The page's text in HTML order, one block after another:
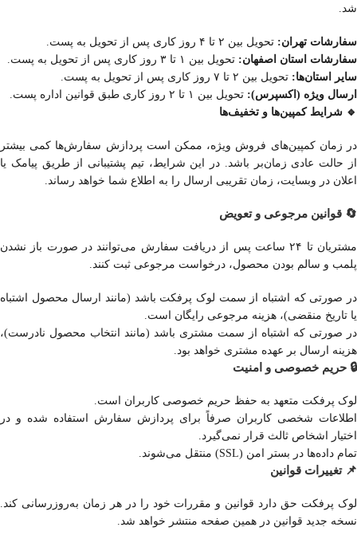
شد.
سفارشات تهران: تحویل بین ۲ تا ۴ روز کاری پس از تحویل به پست.
سفارشات استان اصفهان: تحویل بین ۱ تا ۳ روز کاری پس از تحویل به پست.
سایر استان‌ها: تحویل بین ۲ تا ۷ روز کاری پس از تحویل به پست.
ارسال ویژه (اکسپرس): تحویل بین ۱ تا ۲ روز کاری طبق قوانین اداره پست.
🔹 شرایط کمپین‌ها و تخفیف‌ها
در زمان کمپین‌های فروش ویژه، ممکن است پردازش سفارش‌ها کمی بیشتر
از حالت عادی زمان‌بر باشد. در این شرایط، تیم پشتیبانی از طریق پیامک یا
اعلان در وبسایت، زمان تقریبی ارسال را به اطلاع شما خواهد رساند.
🔄 قوانین مرجوعی و تعویض
مشتریان تا ۲۴ ساعت پس از دریافت سفارش می‌توانند در صورت باز نشدن
پلمب و سالم بودن محصول، درخواست مرجوعی ثبت کنند.
در صورتی که اشتباه از سمت لوک پرفکت باشد (مانند ارسال محصول اشتباه
یا تاریخ منقضی)، هزینه مرجوعی رایگان است.
در صورتی که اشتباه از سمت مشتری باشد (مانند انتخاب محصول نادرست)،
هزینه ارسال بر عهده مشتری خواهد بود.
🔒 حریم خصوصی و امنیت
لوک پرفکت متعهد به حفظ حریم خصوصی کاربران است.
اطلاعات شخصی کاربران صرفاً برای پردازش سفارش استفاده شده و در
اختیار اشخاص ثالث قرار نمی‌گیرد.
تمام داده‌ها در بستر امن (SSL) منتقل می‌شوند.
📌 تغییرات قوانین
لوک پرفکت حق دارد قوانین و مقررات خود را در هر زمان به‌روزرسانی کند.
نسخه جدید قوانین در همین صفحه منتشر خواهد شد.